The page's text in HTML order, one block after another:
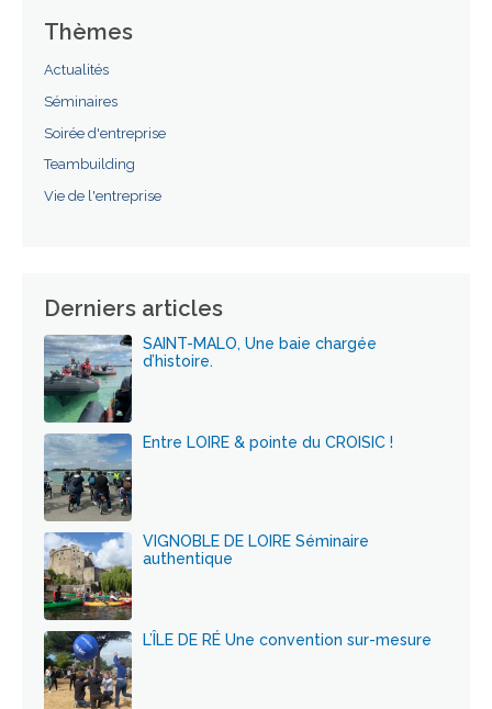
Thèmes
Actualités
Séminaires
Soirée d'entreprise
Teambuilding
Vie de l'entreprise
Derniers articles
SAINT-MALO, Une baie chargée
d’histoire.
Entre LOIRE & pointe du CROISIC !
VIGNOBLE DE LOIRE Séminaire
authentique
L’ÎLE DE RÉ Une convention sur-mesure